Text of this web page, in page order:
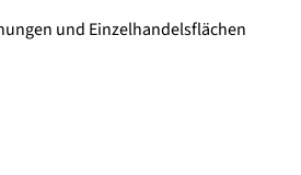
und Einzelhandelsflächen